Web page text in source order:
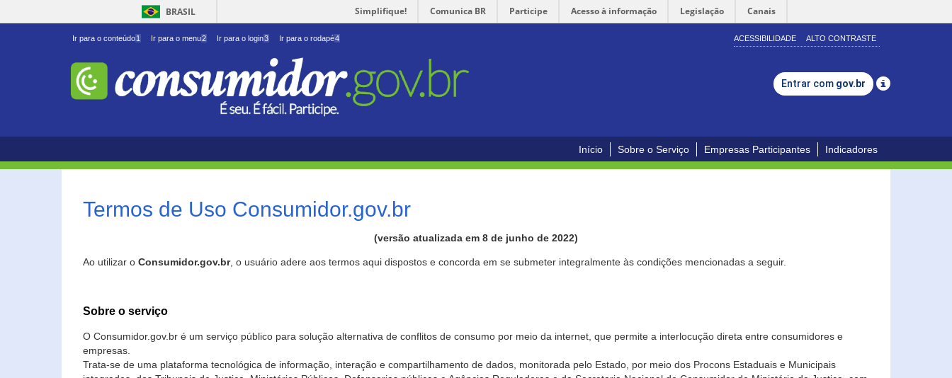
BRASIL Simplifique! Comunica BR Participe Acesso à informação Legislação Canais
Ir para o conteúdo1 Ir para o menu2 Ir para o login3 Ir para o rodapé4 ACESSIBILIDADE ALTO CONTRASTE
Entrar com gov.br
Início Sobre o Serviço Empresas Participantes Indicadores
Termos de Uso Consumidor.gov.br
(versão atualizada em 8 de junho de 2022)
Ao utilizar o Consumidor.gov.br, o usuário adere aos termos aqui dispostos e concorda em se submeter integralmente às condições mencionadas a seguir.
Sobre o serviço
O Consumidor.gov.br é um serviço público para solução alternativa de conflitos de consumo por meio da internet, que permite a interlocução direta entre consumidores e
empresas.
Trata-se de uma plataforma tecnológica de informação, interação e compartilhamento de dados, monitorada pelo Estado, por meio dos Procons Estaduais e Municipais